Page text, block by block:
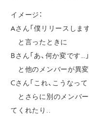
イメージ：
Aさん「僕リリースします
と言ったときに
Bさん「あ、何か変です…」
と他のメンバーが異
Cさん「これ、こうなって
とさらに別のメンバ
てくれたり..